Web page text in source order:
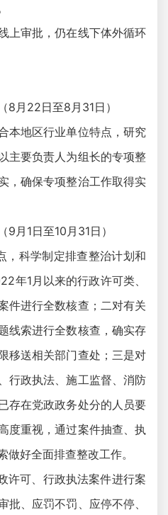
审批，仍在线下体外循环
月22日至8月31日）
地区行业单位特点，研究
主要负责人为组长的专项整
，确保专项整治工作取得实
1日至10月31日）
科学制定排查整治计划和
年1月以来的行政许可类、
件进行全数核查；二对有关
线索进行全数核查，确实存
移送相关部门查处；三是对
行政执法、施工监督、消防
存在党政政务处分的人员要
度重视，通过案件抽查、执
好全面排查整改工作。
可、行政执法案件进行案
批、应罚不罚、应停不停、